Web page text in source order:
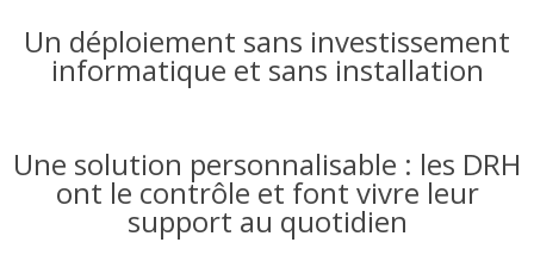
Un déploiement sans investissement
informatique et sans installation
Une solution personnalisable : les DRH
ont le contrôle et font vivre leur
support au quotidien